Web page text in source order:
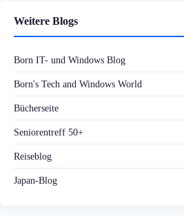
Weitere Blogs
Born IT- und Windows Blog
Born's Tech and Windows World
Bücherseite
Seniorentreff 50+
Reiseblog
Japan-Blog